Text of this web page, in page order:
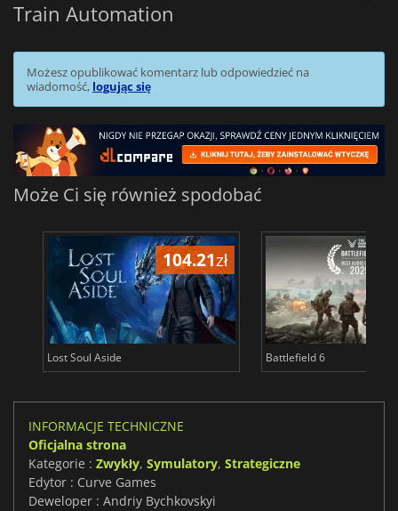
Train Automation
Możesz opublikować komentarz lub odpowiedzieć na
wiadomość, logując się
Może Ci się również spodobać
104.21zł
Lost Soul Aside Battlefield 6
INFORMACJE TECHNICZNE
Oficjalna strona
Kategorie : Zwykły, Symulatory, Strategiczne
Edytor : Curve Games
Deweloper : Andriy Bychkovskyi